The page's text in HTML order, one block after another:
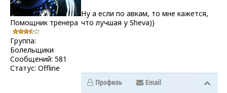
Помощник тренера
Группа:
Болельщики
Сообщений: 581
Статус: Offline
Ну а если по авкам, то мне кажется,
что лучшая у Sheva))